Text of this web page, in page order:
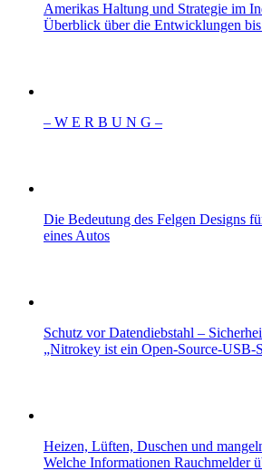
Amerikas Haltung und Strategie im
Überblick über die Entwicklungen
– W Ε R Β U Ν G –
Die Bedeutung des Felgen Designs
eines Autos
Schutz vor Datendiebstahl –
„Nitrokey ist ein Open-Source-USB-
Heizen, Lüften, Duschen und
Welche Informationen Rauchmelder